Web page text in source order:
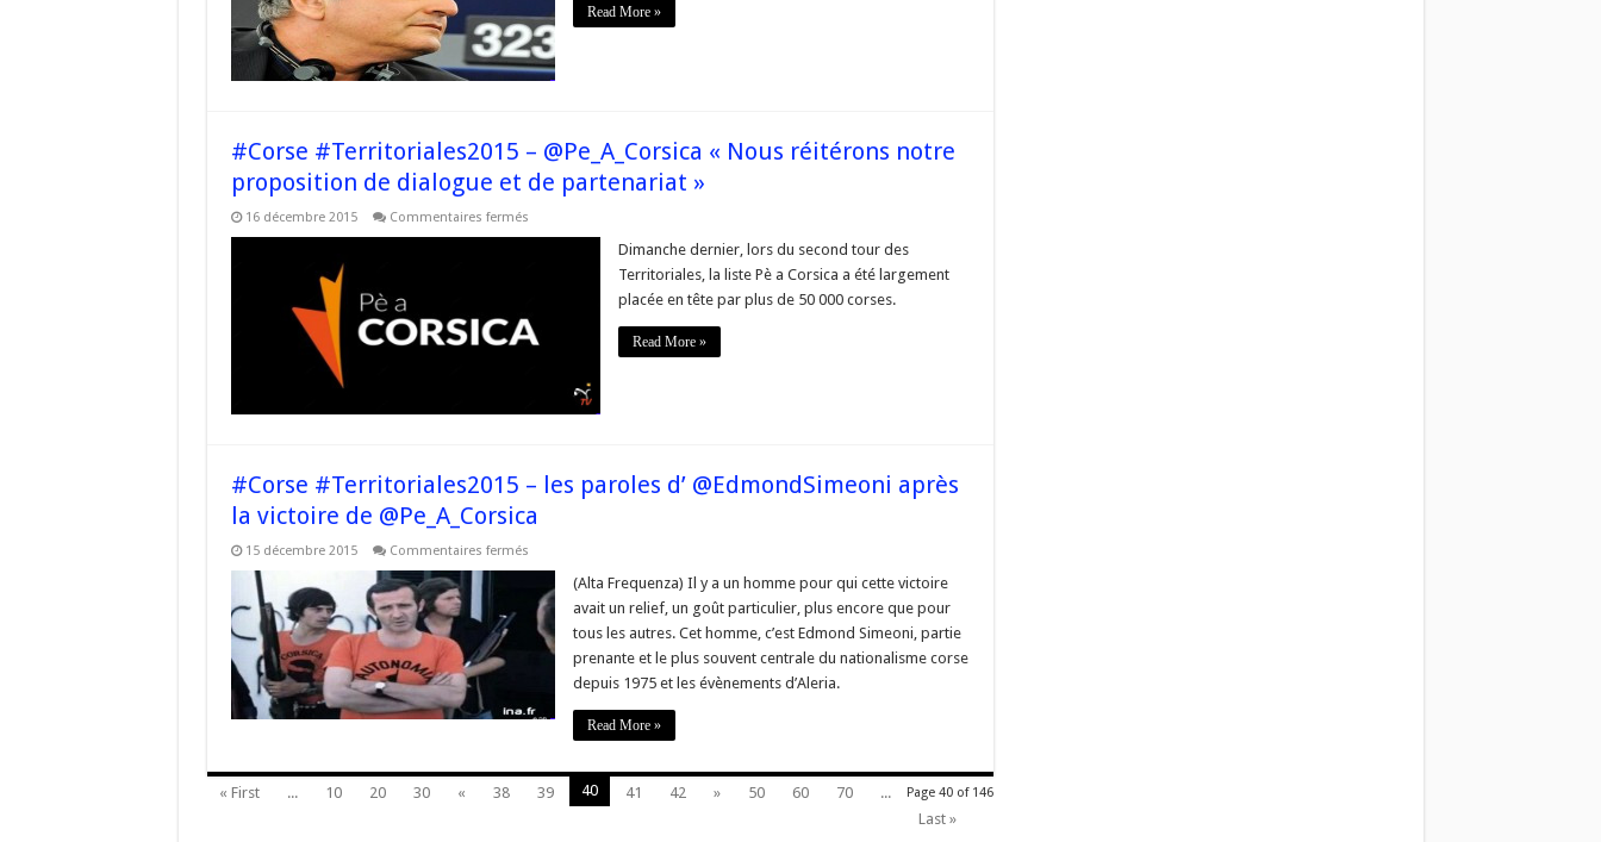
historique
! »
Read More »
#Corse #Territoriales2015 – @Pe_A_Corsica « Nous réitérons notre
proposition de dialogue et de partenariat »
16 décembre 2015 Commentaires ferméssur
#Territoriales2015
notre
proposition
partenariat »
Dimanche dernier, lors du second tour des
Territoriales, la liste Pè a Corsica a été largement
placée en tête par plus de 50 000 corses.
Read More »
#Corse #Territoriales2015 – les paroles d’ @EdmondSimeoni après
la victoire de @Pe_A_Corsica
15 décembre 2015 Commentaires ferméssur
#Territoriales2015
les
paroles
@EdmondSimeoni
victoire
de
@Pe_A_Corsica
(Alta Frequenza) Il y a un homme pour qui cette victoire
avait un relief, un goût particulier, plus encore que pour
tous les autres. Cet homme, c’est Edmond Simeoni, partie
prenante et le plus souvent centrale du nationalisme corse
depuis 1975 et les évènements d’Aleria.
Read More »
Page 40 of 146
« First ... 10 20 30 « 38 39 40 41 42 » 50 60 70
...
Last »